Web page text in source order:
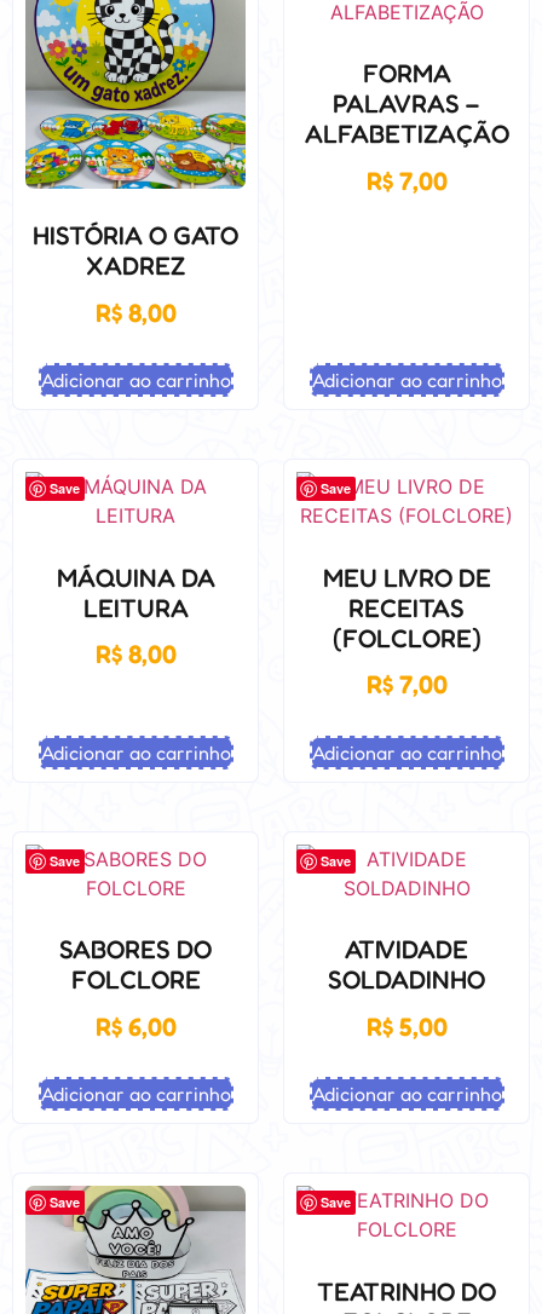
HISTÓRIA O GATO
XADREZ
R$8,00
Adicionar ao carrinho
FORMA
PALAVRAS –
ALFABETIZAÇÃO
R$7,00
Adicionar ao carrinho
Save
MÁQUINA DA
LEITURA
R$8,00
Adicionar ao carrinho
Save
MEU LIVRO DE
RECEITAS
(FOLCLORE)
R$7,00
Adicionar ao carrinho
Save
SABORES DO
FOLCLORE
R$6,00
Adicionar ao carrinho
Save
ATIVIDADE
SOLDADINHO
R$5,00
Adicionar ao carrinho
Save Save
TEATRINHO DO